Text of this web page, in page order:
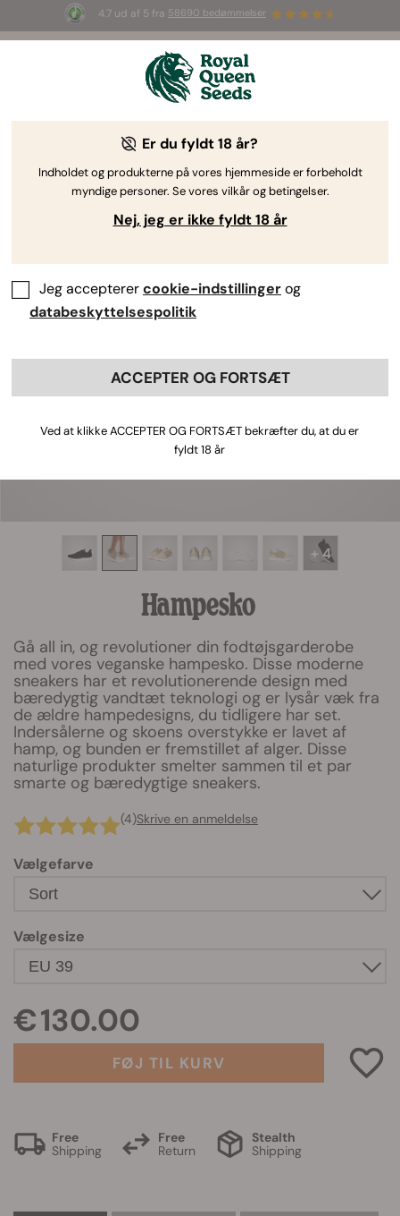
4.7 ud af 5 fra 58690 bedømmelser
3 White Widow Auto frøGRATIS til de
+ 4
Hampesko
Gå all in, og revolutioner din fodtøjsgarderobe
med vores veganske hampesko. Disse moderne
sneakers har et revolutionerende design med
bæredygtig vandtæt teknologi og er lysår væk fra
de ældre hampedesigns, du tidligere har set.
Indersålerne og skoens overstykke er lavet af
hamp, og bunden er fremstillet af alger. Disse
naturlige produkter smelter sammen til et par
smarte og bæredygtige sneakers.
(4)Skrive en anmeldelse
Vælgefarve
Vælgesize
€ 130.00
FØJ TIL KURV
Free
Shipping
Free
Return
Stealth
Shipping
Er du fyldt 18 år?
Indholdet og produkterne på vores hjemmeside er forbeholdt
myndige personer. Se vores vilkår og betingelser.
Nej, jeg er ikke fyldt 18 år
Jeg accepterercookie-indstillingerog
databeskyttelsespolitik
ACCEPTER OG FORTSÆT
Ved at klikke ACCEPTER OG FORTSÆT bekræfter du, at du er
fyldt 18 år